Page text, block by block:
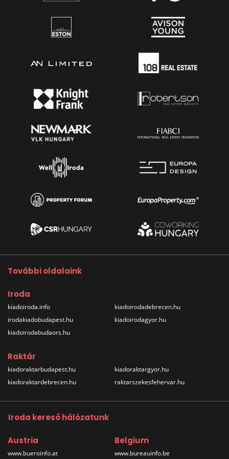
További oldalaink
Iroda
kiadoiroda.info
irodakiadobudapest.hu
kiadoirodabudaors.hu
kiadoirodadebrecen.hu
kiadoirodagyor.hu
Raktár
kiadoraktarbudapest.hu
kiadoraktardebrecen.hu
kiadoraktargyor.hu
raktarszekesfehervar.hu
Iroda kereső hálózatunk
Austria
www.bueroinfo.at
Belgium
www.bureauinfo.be